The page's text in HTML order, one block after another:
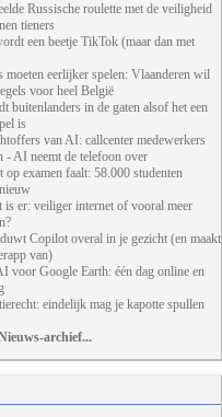
Russische roulette met de veiligheid
tieners
een beetje TikTok (maar dan met
moeten eerlijker spelen: Vlaanderen wil
voor heel België
buitenlanders in de gaten alsof het een
is
van AI: callcenter medewerkers
- AI neemt de telefoon over
op examen faalt: 58.000 studenten
er: veiliger internet of vooral meer
Copilot overal in je gezicht (en maakt
van)
voor Google Earth: één dag online en
eindelijk mag je kapotte spullen
archief...